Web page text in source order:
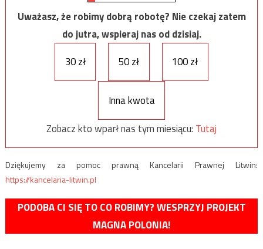
Uważasz, że robimy dobrą robotę? Nie czekaj zatem
do jutra, wspieraj nas od dzisiaj.
30 zł
50 zł 100 zł
Inna kwota
Zobacz kto wparł nas tym miesiącu: Tutaj
Dziękujemy za pomoc prawną Kancelarii Prawnej Litwin:
https://kancelaria-litwin.pl
PODOBA CI SIĘ TO CO ROBIMY? WESPRZYJ PROJEKT
MAGNA POLONIA!